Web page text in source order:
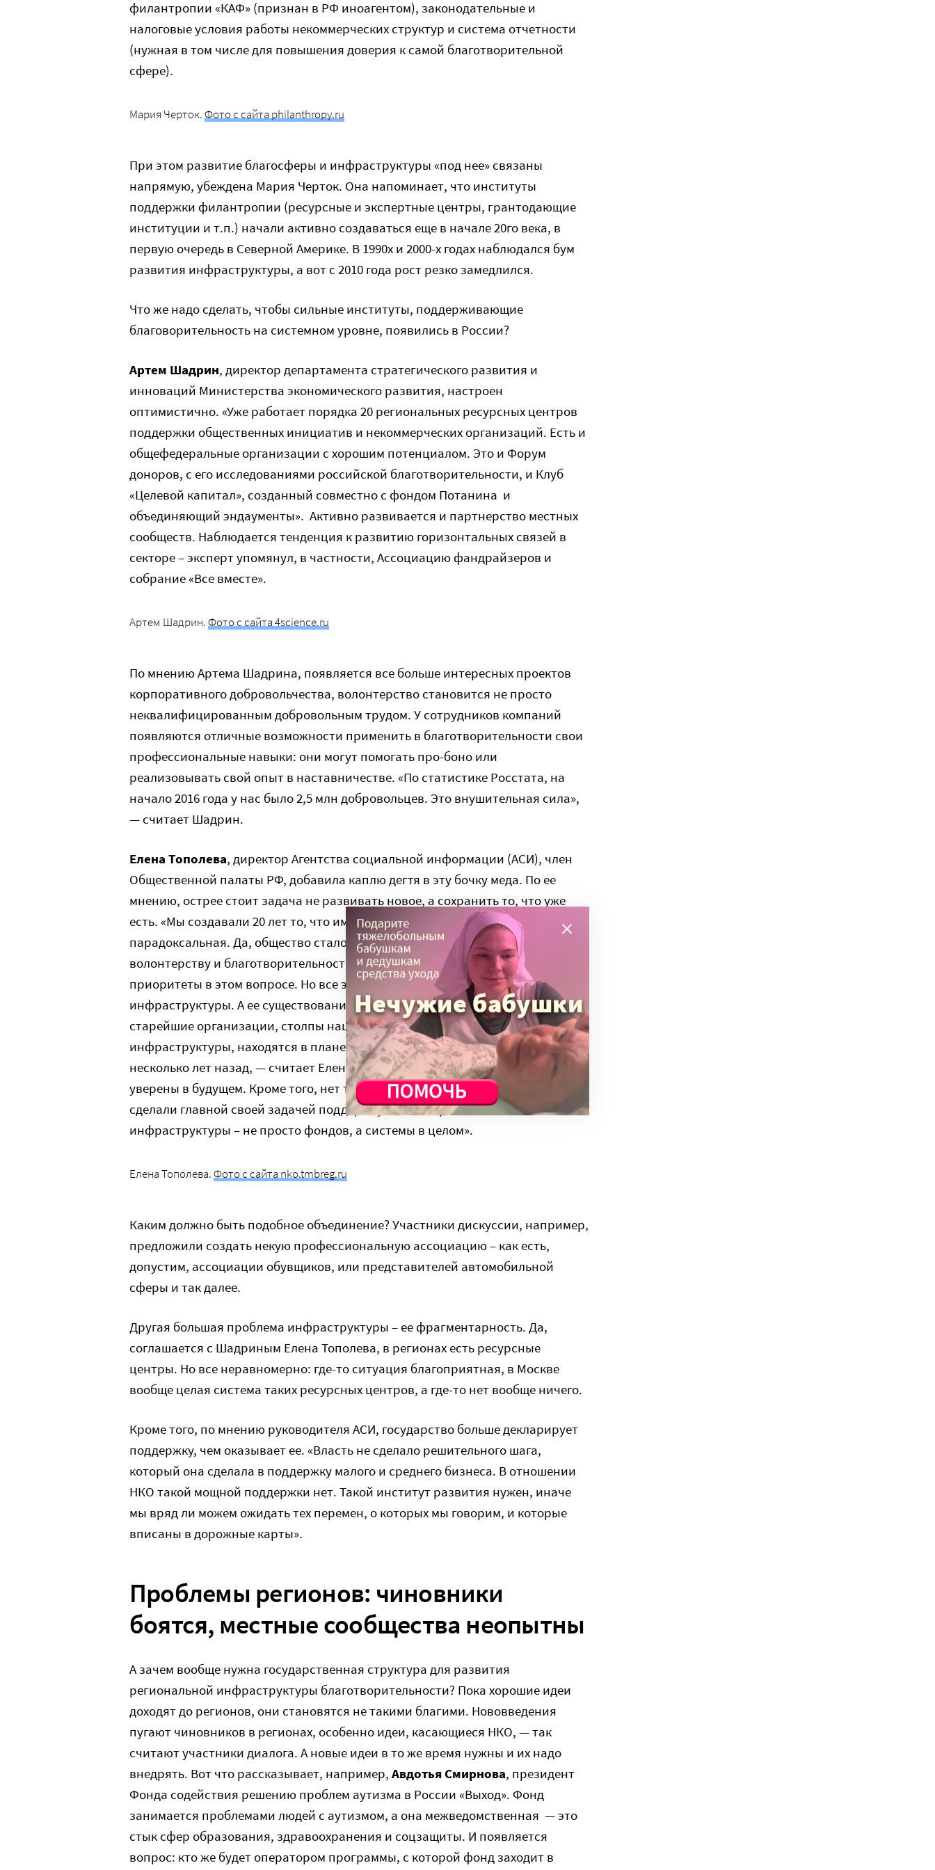
филантропии «КАФ» (признан в РФ иноагентом), законодательные и
налоговые условия работы некоммерческих структур и система отчетности
(нужная в том числе для повышения доверия к самой благотворительной
сфере).
Мария Черток.Фото с сайта philanthropy.ru
При этом развитие благосферы и инфраструктуры «под нее» связаны
напрямую, убеждена Мария Черток. Она напоминает, что институты
поддержки филантропии (ресурсные и экспертные центры, грантодающие
институции и т.п.) начали активно создаваться еще в начале 20го века, в
первую очередь в Северной Америке. В 1990х и 2000-х годах наблюдался бум
развития инфраструктуры, а вот с 2010 года рост резко замедлился.
Что же надо сделать, чтобы сильные институты, поддерживающие
благоворительность на системном уровне, появились в России?
Артем Шадрин, директор департамента стратегического развития и
инноваций Министерства экономического развития, настроен
оптимистично. «Уже работает порядка 20 региональных ресурсных центров
поддержки общественных инициатив и некоммерческих организаций. Есть и
общефедеральные организации с хорошим потенциалом. Это и Форум
доноров, с его исследованиями российской благотворительности, и Клуб
«Целевой капитал», созданный совместно с фондом Потанина и
объединяющий эндаументы». Активно развивается и партнерство местных
сообществ. Наблюдается тенденция к развитию горизонтальных связей в
секторе – эксперт упомянул, в частности, Ассоциацию фандрайзеров и
собрание «Все вместе».
Артем Шадрин.Фото с сайта 4science.ru
По мнению Артема Шадрина, появляется все больше интересных проектов
корпоративного добровольчества, волонтерство становится не просто
неквалифицированным добровольным трудом. У сотрудников компаний
появляются отличные возможности применить в благотворительности свои
профессиональные навыки: они могут помогать про-боно или
реализовывать свой опыт в наставничестве. «По статистике Росстата, на
начало 2016 года у нас было 2,5 млн добровольцев. Это внушительная сила»,
— считает Шадрин.
Елена Тополева, директор Агентства социальной информации (АСИ), член
Общественной палаты РФ, добавила каплю дегтя в эту бочку меда. По ее
мнению, острее стоит задача не развивать новое, а сохранить то, что уже
есть. «Мы создавали 20 лет то, что имеем сейчас. Но ситуация
парадоксальная. Да, общество стало более осознанно относиться к
волонтерству и благотворительности, и государство осознало свои
приоритеты в этом вопросе. Но все это не сможет активно развиваться без
инфраструктуры. А ее существование сегодня под угрозой. Например,
старейшие организации, столпы нашей благотворительной
инфраструктуры, находятся в плане устойчивости в худшем состоянии, чем
несколько лет назад, — считает Елена Тополева. — Тогда мы были более
уверены в будущем. Кроме того, нет таких объединений НКО, которые бы
сделали главной своей задачей поддержку благотворительной
инфраструктуры – не просто фондов, а системы в целом».
Елена Тополева.Фото с сайта nko.tmbreg.ru
Каким должно быть подобное объединение? Участники дискуссии, например,
предложили создать некую профессиональную ассоциацию – как есть,
допустим, ассоциации обувщиков, или представителей автомобильной
сферы и так далее.
Другая большая проблема инфраструктуры – ее фрагментарность. Да,
соглашается с Шадриным Елена Тополева, в регионах есть ресурсные
центры. Но все неравномерно: где-то ситуация благоприятная, в Москве
вообще целая система таких ресурсных центров, а где-то нет вообще ничего.
Кроме того, по мнению руководителя АСИ, государство больше декларирует
поддержку, чем оказывает ее. «Власть не сделало решительного шага,
который она сделала в поддержку малого и среднего бизнеса. В отношении
НКО такой мощной поддержки нет. Такой институт развития нужен, иначе
мы вряд ли можем ожидать тех перемен, о которых мы говорим, и которые
вписаны в дорожные карты».
Проблемы регионов: чиновники
боятся, местные сообщества неопытны
А зачем вообще нужна государственная структура для развития
региональной инфраструктуры благотворительности? Пока хорошие идеи
доходят до регионов, они становятся не такими благими. Нововведения
пугают чиновников в регионах, особенно идеи, касающиеся НКО, — так
считают участники диалога. А новые идеи в то же время нужны и их надо
внедрять. Вот что рассказывает, например, Авдотья Смирнова, президент
Фонда содействия решению проблем аутизма в России «Выход». Фонд
занимается проблемами людей с аутизмом, а она межведомственная — это
стык сфер образования, здравоохранения и соцзащиты. И появляется
вопрос: кто же будет оператором программы, с которой фонд заходит в